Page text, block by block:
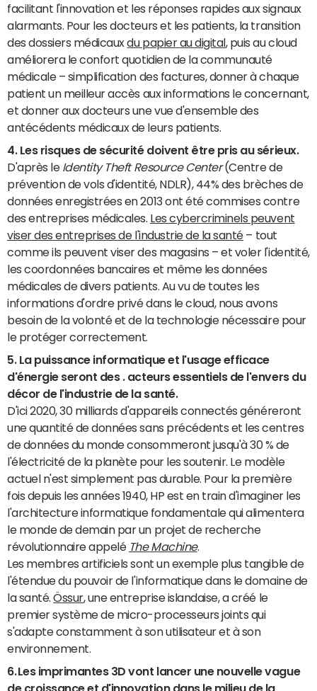
facilitant l'innovation et les réponses rapides aux signaux
alarmants. Pour les docteurs et les patients, la transition
des dossiers médicauxdu papier au digital , puis au cloud
améliorera le confort quotidien de la communauté
médicale – simplification des factures, donner à chaque
patient un meilleur accès aux informations le concernant,
et donner aux docteurs une vue d'ensemble des
antécédents médicaux de leurs patients.
4. Les risques de sécurité doivent être pris au sérieux.
D'après le Identity Theft Resource Center(Centre de
prévention de vols d'identité, NDLR), 44% des brèches de
données enregistrées en 2013 ont été commises contre
des entreprises médicales. Les cybercriminels peuvent
viser des entreprises de l'industrie de la santé– tout
comme ils peuvent viser des magasins – et voler l'identité,
les coordonnées bancaires et même les données
médicales de divers patients. Au vu de toutes les
informations d'ordre privé dans le cloud, nous avons
besoin de la volonté et de la technologie nécessaire pour
le protéger correctement.
5. La puissance informatique et l'usage efficace
d'énergie seront des . acteurs essentiels de l'envers du
décor de l'industrie de la santé.
D'ici 2020, 30 milliards d'appareils connectés généreront
une quantité de données sans précédents et les centres
de données du monde consommeront jusqu'à 30 % de
l'électricité de la planète pour les soutenir. Le modèle
actuel n'est simplement pas durable. Pour la première
fois depuis les années 1940, HP est en train d'imaginer les
l'architecture informatique fondamentale qui alimentera
le monde de demain par un projet de recherche
révolutionnaire appelé The Machine.
Les membres artificiels sont un exemple plus tangible de
l'étendue du pouvoir de l'informatique dans le domaine de
la santé.Össur, une entreprise islandaise, a créé le
premier système de micro-processeurs joints qui
s'adapte constamment à son utilisateur et à son
environnement.
6.Les imprimantes 3D vont lancer une nouvelle vague
de croissance et d'innovation dans le milieu de la